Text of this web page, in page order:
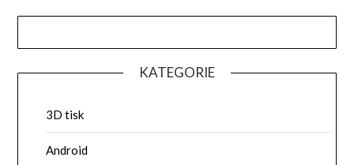
KATEGORIE
3D tisk
Android